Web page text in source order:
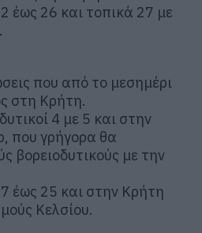
έως 26 και τοπικά 27 με
που από το μεσημέρι
στη Κρήτη.
4 με 5 και στην
που γρήγορα θα
βορειοδυτικούς με την
έως 25 και στην Κρήτη
Κελσίου.